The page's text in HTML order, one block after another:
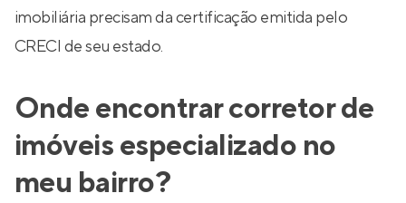
imobiliária precisam da certificação emitida pelo
CRECI de seu estado.
Onde encontrar corretor de
imóveis especializado no
meu bairro?